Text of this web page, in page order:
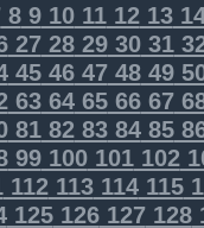
8910111213
2728293031
4546474849
6364656667
8182838485
99100101102
112113114115
125126127128